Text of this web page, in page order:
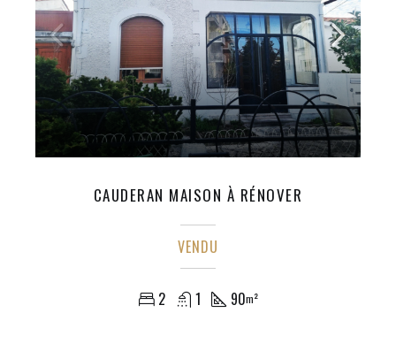
CAUDERAN MAISON À RÉNOVER
VENDU
2 1 90m²